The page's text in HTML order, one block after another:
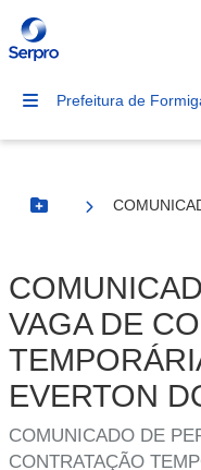
Prefeitura de
Botão Menu
VAGA DE
EVERTON
COMUNICADO DE
CONTRATAÇÃO